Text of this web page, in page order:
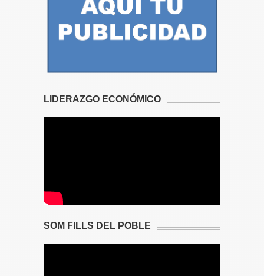
LIDERAZGO ECONÓMICO
SOM FILLS DEL POBLE